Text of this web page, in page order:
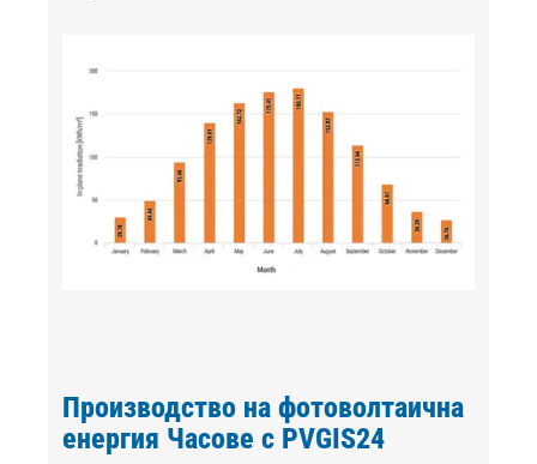
Производство на фотоволтаична
енергия Часове с PVGIS24